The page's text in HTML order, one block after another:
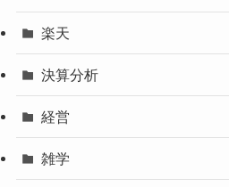
楽天
決算分析
経営
雑学